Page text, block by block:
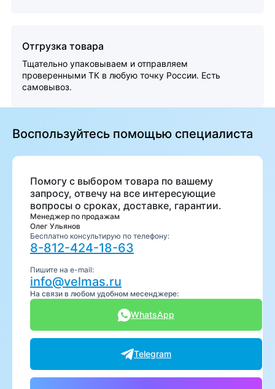
Отгрузка товара
Тщательно упаковываем и отправляем
проверенными ТК в любую точку России. Есть
самовывоз.
Воспользуйтесь помощью специалиста
Помогу с выбором товара по вашему
запросу, отвечу на все интересующие
вопросы о сроках, доставке, гарантии.
Менеджер по продажам
Олег Ульянов
Бесплатно консультирую по телефону:
8-812-424-18-63
Пишите на e-mail:
info@velmas.ru
На связи в любом удобном месенджере:
WhatsApp
Telegram